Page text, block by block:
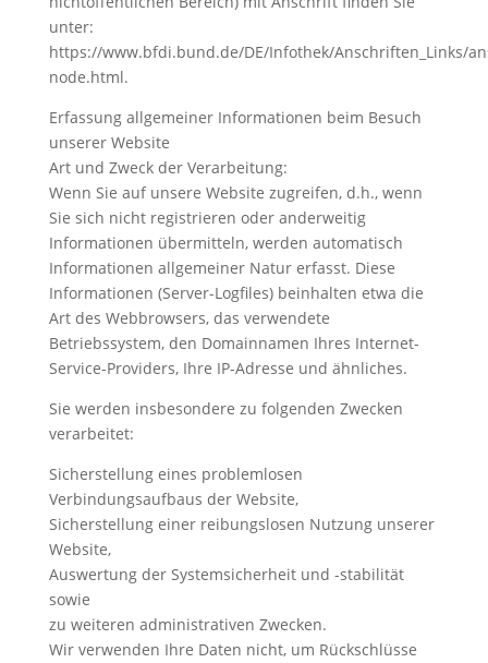
unter:
https://www.bfdi.bund.de/DE/Infothek/Anschriften_Links/
node.html.
Erfassung allgemeiner Informationen beim Besuch
unserer Website
Art und Zweck der Verarbeitung:
Wenn Sie auf unsere Website zugreifen, d.h., wenn
Sie sich nicht registrieren oder anderweitig
Informationen übermitteln, werden automatisch
Informationen allgemeiner Natur erfasst. Diese
Informationen (Server-Logfiles) beinhalten etwa die
Art des Webbrowsers, das verwendete
Betriebssystem, den Domainnamen Ihres Internet-
Service-Providers, Ihre IP-Adresse und ähnliches.
Sie werden insbesondere zu folgenden Zwecken
verarbeitet:
Sicherstellung eines problemlosen
Verbindungsaufbaus der Website,
Sicherstellung einer reibungslosen Nutzung unserer
Website,
Auswertung der Systemsicherheit und -stabilität
sowie
zu weiteren administrativen Zwecken.
Wir verwenden Ihre Daten nicht, um Rückschlüsse